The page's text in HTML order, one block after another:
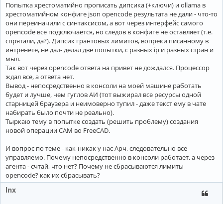
Попытка хрестоматийно прописать дипсика (+ключи) и ollama в
хрестоматийном конфиге json opencode результата не дали - что-то
они переиначили с синтаксисом, а вот через интерфейс самого
opencode все подключается, но следов в конфиге не оставляет (т.е.
спрятали, да?). Дипсик грантовых лимитов, вопреки писанному в
интренете, не дал- делал две попытки, с разных ip и разных стран и
мыл.
Так вот через opencode ответа на привет не дождался. Процессор
ждал все, а ответа нет.
Вывод - непосредственно в консоли на моей машине работать
будет и лучше, чем гуглов АИ (тот выжирал все ресурсы одной
старницей браузера и неимоверно тупил - даже текст ему в чате
набирать было почти не реально).
Тыркаю тему в попытке создать (решить проблему) создания
новой операции CAM во FreeCAD.
И вопрос по теме - как-никак у нас Арч, следовательно все
управляемо. Почему непосредственно в консоли работает, а через
агента - счтай, что нет? Почему не сбрасываются лимиты
opencode? как их сбрасывать?
lnx